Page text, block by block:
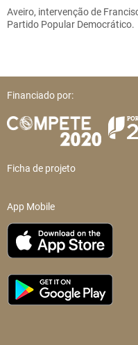
Aveiro, intervenção de
Partido Popular Democrático.
Financiado por:
Ficha de projeto
App Mobile